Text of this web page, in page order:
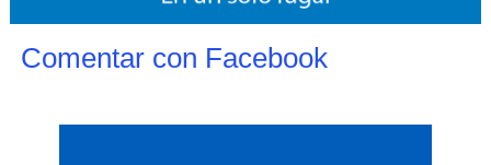
Comentar con Facebook